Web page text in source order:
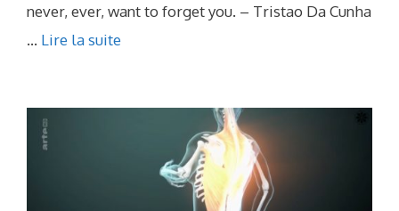
never, ever, want to forget you. – Tristao Da Cunha
... Lire la suite